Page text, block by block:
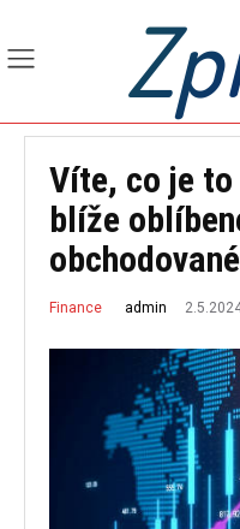
Víte, co je to
blíže
Finance admin